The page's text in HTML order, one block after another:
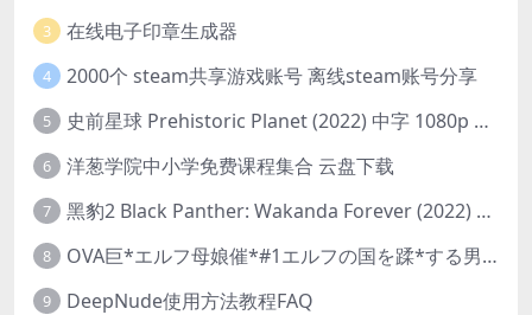
3 在线电子印章生成器
4 2000个 steam共享游戏账号 离线steam账号分享
5 史前星球 Prehistoric Planet (2022) 中字 1080p 高清 阿里云盘 2022.5.27已更新全集
6 洋葱学院中小学免费课程集合 云盘下载
7 黑豹2 Black Panther: Wakanda Forever (2022) 高清版
8 OVA巨*エルフ母娘催*#1エルフの国を蹂*する男。汚された女王と姫
9 DeepNude使用方法教程FAQ